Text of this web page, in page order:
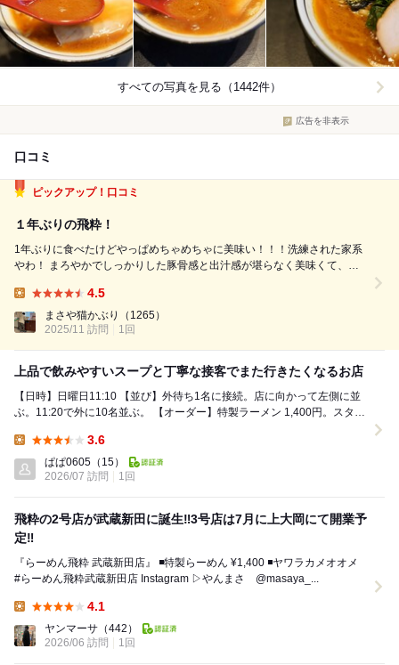
すべての写真を見る（1442件）
広告を非表示
口コミ
ピックアップ！口コミ
１年ぶりの飛粋！
1年ぶりに食べたけどやっぱめちゃめちゃに美味い！！！洗練された家系
やわ！ まろやかでしっかりした豚骨感と出汁感が堪らなく美味くて、最
かほうれん草やなくて小松菜を採用してるけどそんなに気にならない。
チャーシューはしっ...
4.5
まさや猫かぶり
（1265）
2025/11 訪問
1回
上品で飲みやすいスープと丁寧な接客でまた行きたくなるお店
【日時】日曜日11:10 【並び】外待ち1名に接続。店に向かって左側に並
ぶ。11:20で外に10名並ぶ。 【オーダー】特製ラーメン 1,400円。スタッ
3.6
ぱぱ0605 （15）
2026/07 訪問
1回
飛粋の2号店が武蔵新田に誕生‼︎3号店は7月に上大岡にて開業予
定‼︎
『らーめん飛粋 武蔵新田店』 ◾️特製らーめん ¥1,400 ◾️ヤワラカメオオメ ⁡
⁡#らーめん飛粋武蔵新田店 Instagram ▷やんまさ @masaya_...
4.1
ヤンマーサ （442）
2026/06 訪問
1回